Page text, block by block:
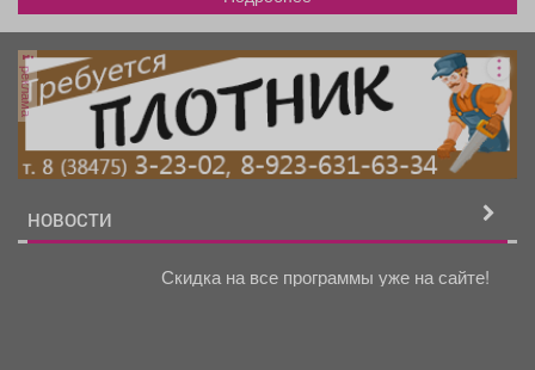
реклама
НОВОСТИ
Скидка на все программы уже на сайте!